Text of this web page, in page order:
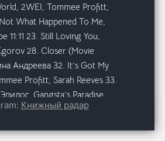
2WEI, Tommee Profitt,
What Happened To Me,
11:11 23. Still Loving You,
28. Closer (Movie
Андреева 32. It’s Got My
Profitt, Sarah Reeves 33.
Gangsta’s Paradise,
НА АВТОРА💜
Книжный радар